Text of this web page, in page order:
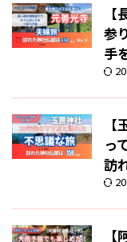
参
手
っ
訪